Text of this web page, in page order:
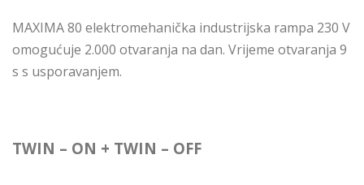
MAXIMA 80 elektromehanička industrijska rampa 230 V
omogućuje 2.000 otvaranja na dan. Vrijeme otvaranja 9
s s usporavanjem.
TWIN – ON + TWIN – OFF